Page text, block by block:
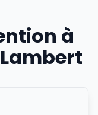
à